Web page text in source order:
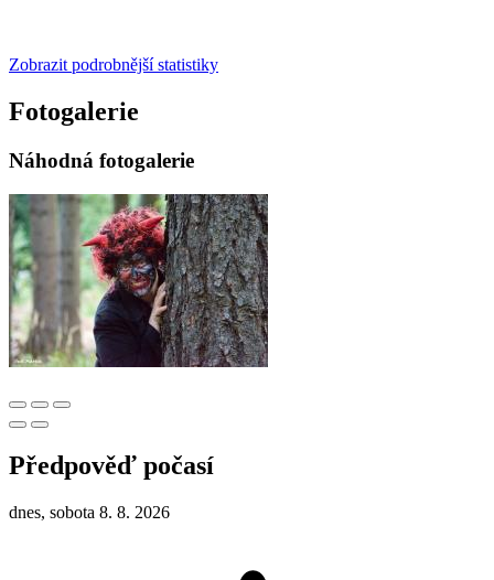
Zobrazit podrobnější statistiky
Fotogalerie
Náhodná fotogalerie
Předpověď počasí
dnes, sobota 8. 8. 2026